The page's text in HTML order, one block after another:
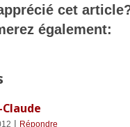
cet
également:
| Répondre